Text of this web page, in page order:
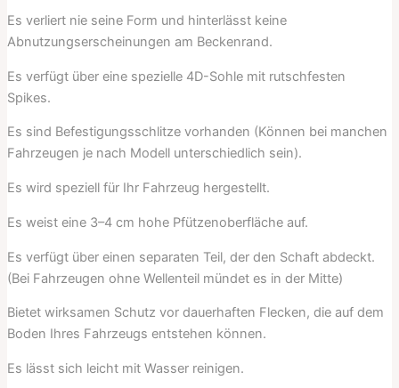
Es verliert nie seine Form und hinterlässt keine
Abnutzungserscheinungen am Beckenrand.
Es verfügt über eine spezielle 4D-Sohle mit rutschfesten
Spikes.
Es sind Befestigungsschlitze vorhanden (Können bei manchen
Fahrzeugen je nach Modell unterschiedlich sein).
Es wird speziell für Ihr Fahrzeug hergestellt.
Es weist eine 3–4 cm hohe Pfützenoberfläche auf.
Es verfügt über einen separaten Teil, der den Schaft abdeckt.
(Bei Fahrzeugen ohne Wellenteil mündet es in der Mitte)
Bietet wirksamen Schutz vor dauerhaften Flecken, die auf dem
Boden Ihres Fahrzeugs entstehen können.
Es lässt sich leicht mit Wasser reinigen.